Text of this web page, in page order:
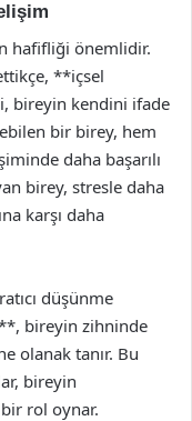
hafifliği önemlidir.
**içsel
bireyin kendini ifade
bir birey, hem
daha başarılı
birey, stresle daha
karşı daha
düşünme
bireyin zihninde
olanak tanır. Bu
bireyin
rol oynar.